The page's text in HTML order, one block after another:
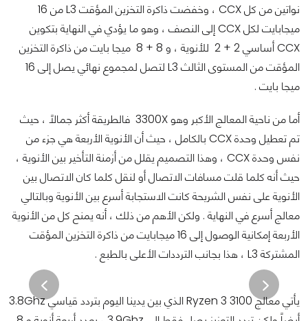
نواتين من كل CCX ، وخفضت ذاكرة التخزين المؤقت L3 من 16
ميجابايت لكل CCX إلى النصف ، وهو ما يؤدي في النهاية بتكوين
CCX أساسي 2 + 2 للأنوية ، و 8 + 8 ميجا بايت من ذاكرة التخزين
المؤقت من المستوى الثالث L3 لتصل لمجموع نهائي يصل إلى 16
ميجا بايت .
أما من ناحية المعالج الأكبر وهو 3300X فالطريقة أكثر جمالاً ، حيث
تم تعطيل وحدة CCX بالكامل ، حيث أن الأنوية الأربعة هي جزء من
نفس وحدة CCX ، وهذا التصميم يقلل من أزمنة التأخير بين الأنوية ،
حيث أنه كلما قلت مسافات الاتصال أو لنقل كلما كان الاتصال بين
الأنوية على نفس الشريحة كانت الاستجابة أسرع بين الأنوية وبالتالي
معالج أسرع في النهاية . ولكن الأهم من ذلك ، أنه يمنح كل من الأنوية
الأربعة إمكانية الوصول إلى 16 ميجابايت من ذاكرة التخزين المؤقت
المشتركة L3 ، هذا بجانب الترددات الأعلى بالطبع .
يأتي معالج Ryzen 3 3100 الذي بين يدينا اليوم بتردد قياسي 3.8Ghz